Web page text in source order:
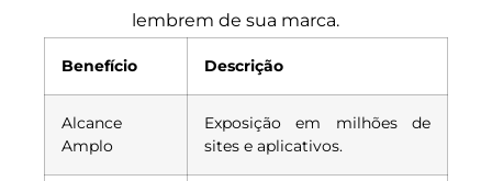
lembrem de sua marca.
Benefício Descrição
Alcance
Amplo
Exposição em milhões de
sites e aplicativos.